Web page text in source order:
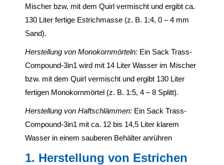
Mischer bzw. mit dem Quirl vermischt und ergibt ca.
130 Liter fertige Estrichmasse (z. B. 1:4, 0 – 4 mm
Sand).
Herstellung von Monokornmörteln: Ein Sack Trass-
Compound-3in1 wird mit 14 Liter Wasser im Mischer
bzw. mit dem Quirl vermischt und ergibt 130 Liter
fertigen Monokornmörtel (z. B. 1:5, 4 – 8 Splitt).
Herstellung von Haftschlämmen: Ein Sack Trass-
Compound-3in1 mit ca. 12 bis 14,5 Liter klarem
Wasser in einem sauberen Behälter anrühren
1. Herstellung von Estrichen